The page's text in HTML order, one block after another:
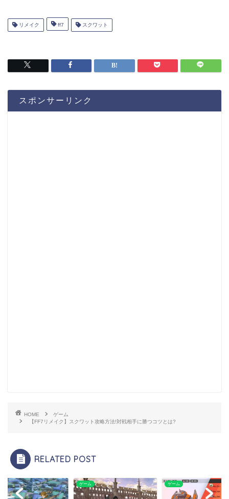
リメイク ff7 スクワット
スポンサーリンク
HOME
ゲーム
【FF7リメイク】スクワット攻略方法!対戦相手に勝つコツとは?
RELATED POST
ゲーム ゲーム